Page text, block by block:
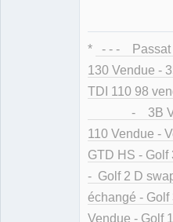
*
- - - Passat
130 Vendue -
TDI 110 98
- 3B Vr5
110 Vendue -
GTD HS -
- Golf 2 D
échangé - Golf
Vendue - Golf